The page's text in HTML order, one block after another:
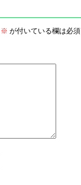
※ が付いている欄は必須